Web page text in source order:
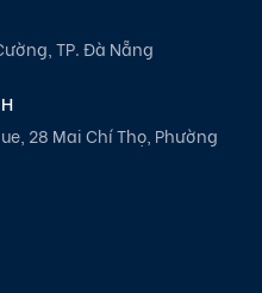
TP. Đà Nẵng
28 Mai Chí Thọ, Phường